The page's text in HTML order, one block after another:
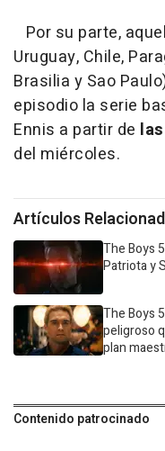
Por su parte,
Uruguay, Chile,
Brasilia y Sao
episodio la serie
Ennis a partir de
del miércoles.
Artículos
The Boys
Patriota y
The Boys
peligroso
plan
Contenido patrocinado